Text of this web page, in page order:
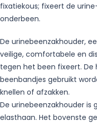
fixatiekous; fixeert de
onderbeen.
De urinebeenzakhouder,
veilige, comfortabele en
tegen het been fixeert.
beenbandjes gebruikt
knellen of afzakken.
De urinebeenzakhouder is
elasthaan. Het bovenste